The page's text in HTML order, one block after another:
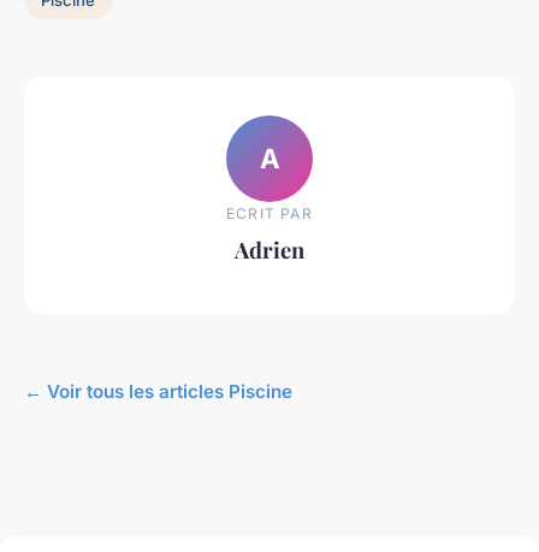
A
ECRIT PAR
Adrien
← Voir tous les articles Piscine